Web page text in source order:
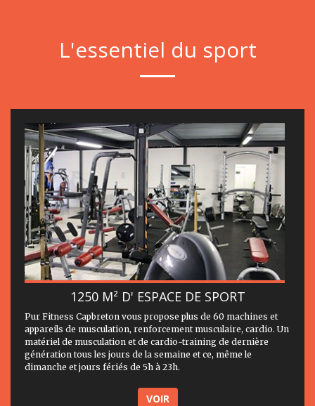
L'essentiel du sport
1250 M² D' ESPACE DE SPORT
Pur Fitness Capbreton vous propose plus de 60 machines et
appareils de musculation, renforcement musculaire, cardio. Un
matériel de musculation et de cardio-training de dernière
génération tous les jours de la semaine et ce, même le
dimanche et jours fériés de 5h à 23h.
VOIR